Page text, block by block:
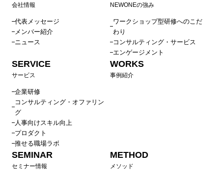
会社情報
代表メッセージ
メンバー紹介
ニュース
NEWONEの強み
ワークショップ型研修へのこだ
わり
コンサルティング・サービス
エンゲージメント
SERVICE
サービス
企業研修
コンサルティング・オファリン
グ
人事向けスキル向上
プロダクト
推せる職場ラボ
WORKS
事例紹介
SEMINAR
セミナー情報
METHOD
メソッド